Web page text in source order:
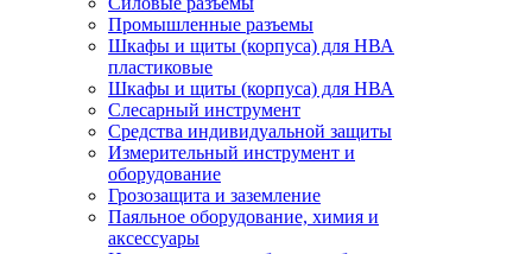
Промышленные разъемы
Шкафы и щиты (корпуса) для НВА
пластиковые
Шкафы и щиты (корпуса) для НВА
Слесарный инструмент
Средства индивидуальной защиты
Измерительный инструмент и
оборудование
Грозозащита и заземление
Паяльное оборудование, химия и
аксессуары